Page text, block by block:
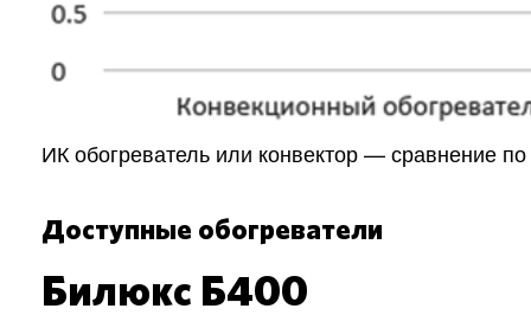
ИК обогреватель или конвектор — сравнение
Доступные обогреватели
Билюкс Б400